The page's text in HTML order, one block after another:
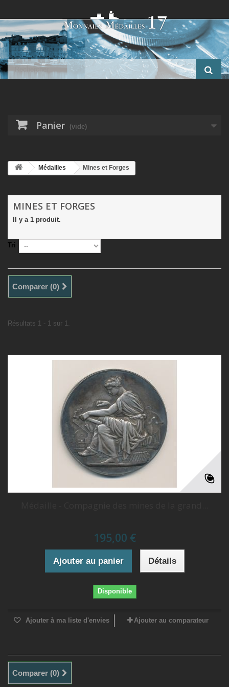
Panier (vide)
Médailles Mines et Forges
MINES ET FORGES
Il y a 1 produit.
Tri
Comparer (0)
Résultats 1 - 1 sur 1.
195,00 €
Ajouter au panier Détails
Disponible
Ajouter à ma liste d'envies Ajouter au comparateur
Comparer (0)